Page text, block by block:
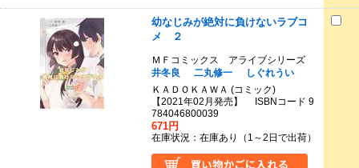
幼なじみが絶対に負けないラブコ
メ ２
ＭＦコミックス アライブシリーズ
井冬良
二丸修一
しぐれうい
ＫＡＤＯＫＡＷＡ (コミック)
【2021年02月発売】 ISBNコード 9
784046800039
671円
在庫状況：在庫あり（1～2日で出荷）